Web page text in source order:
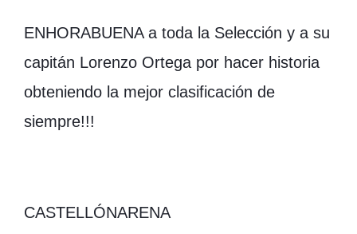
ENHORABUENA a toda la Selección y a su
capitán Lorenzo Ortega por hacer historia
obteniendo la mejor clasificación de
siempre!!!
CASTELLÓNARENA